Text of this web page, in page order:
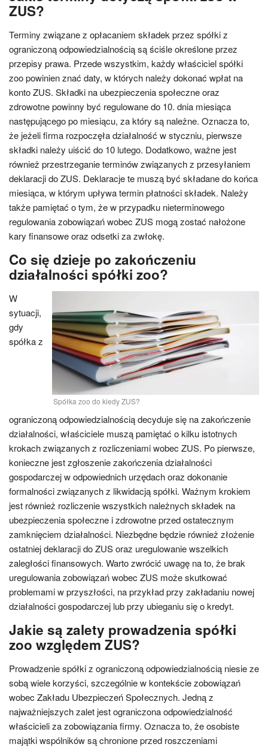
ZUS?
Terminy związane z opłacaniem składek przez spółki z
ograniczoną odpowiedzialnością są ściśle określone przez
przepisy prawa. Przede wszystkim, każdy właściciel spółki
zoo powinien znać daty, w których należy dokonać wpłat na
konto ZUS. Składki na ubezpieczenia społeczne oraz
zdrowotne powinny być regulowane do 10. dnia miesiąca
następującego po miesiącu, za który są należne. Oznacza to,
że jeżeli firma rozpoczęła działalność w styczniu, pierwsze
składki należy uiścić do 10 lutego. Dodatkowo, ważne jest
również przestrzeganie terminów związanych z przesyłaniem
deklaracji do ZUS. Deklaracje te muszą być składane do końca
miesiąca, w którym upływa termin płatności składek. Należy
także pamiętać o tym, że w przypadku nieterminowego
regulowania zobowiązań wobec ZUS mogą zostać nałożone
kary finansowe oraz odsetki za zwłokę.
Co się dzieje po zakończeniu
działalności spółki zoo?
Spółka zoo do kiedy ZUS?
W
sytuacji,
gdy
spółka z
ograniczoną odpowiedzialnością decyduje się na zakończenie
działalności, właściciele muszą pamiętać o kilku istotnych
krokach związanych z rozliczeniami wobec ZUS. Po pierwsze,
konieczne jest zgłoszenie zakończenia działalności
gospodarczej w odpowiednich urzędach oraz dokonanie
formalności związanych z likwidacją spółki. Ważnym krokiem
jest również rozliczenie wszystkich należnych składek na
ubezpieczenia społeczne i zdrowotne przed ostatecznym
zamknięciem działalności. Niezbędne będzie również złożenie
ostatniej deklaracji do ZUS oraz uregulowanie wszelkich
zaległości finansowych. Warto zwrócić uwagę na to, że brak
uregulowania zobowiązań wobec ZUS może skutkować
problemami w przyszłości, na przykład przy zakładaniu nowej
działalności gospodarczej lub przy ubieganiu się o kredyt.
Jakie są zalety prowadzenia spółki
zoo względem ZUS?
Prowadzenie spółki z ograniczoną odpowiedzialnością niesie ze
sobą wiele korzyści, szczególnie w kontekście zobowiązań
wobec Zakładu Ubezpieczeń Społecznych. Jedną z
najważniejszych zalet jest ograniczona odpowiedzialność
właścicieli za zobowiązania firmy. Oznacza to, że osobiste
majątki wspólników są chronione przed roszczeniami